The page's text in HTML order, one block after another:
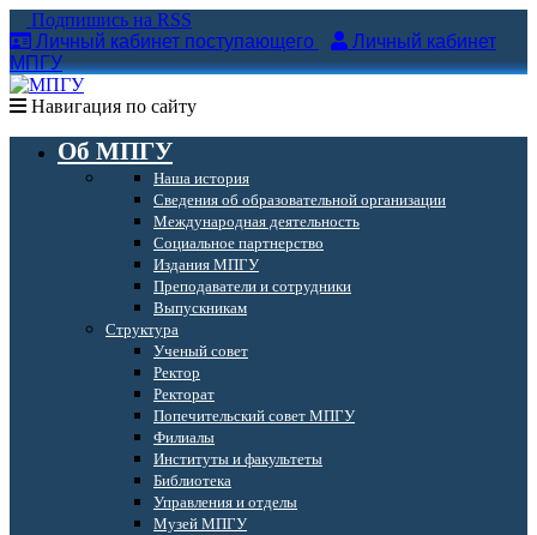
Подпишись на RSS
Личный кабинет поступающего
Личный кабинет
МПГУ
Навигация по сайту
Об МПГУ
Наша история
Сведения об образовательной организации
Международная деятельность
Социальное партнерство
Издания МПГУ
Преподаватели и сотрудники
Выпускникам
Структура
Ученый совет
Ректор
Ректорат
Попечительский совет МПГУ
Филиалы
Институты и факультеты
Библиотека
Управления и отделы
Музей МПГУ